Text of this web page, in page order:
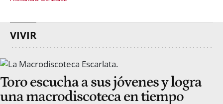
VIVIR
Toro escucha a sus jóvenes y logra
una macrodiscoteca en tiempo